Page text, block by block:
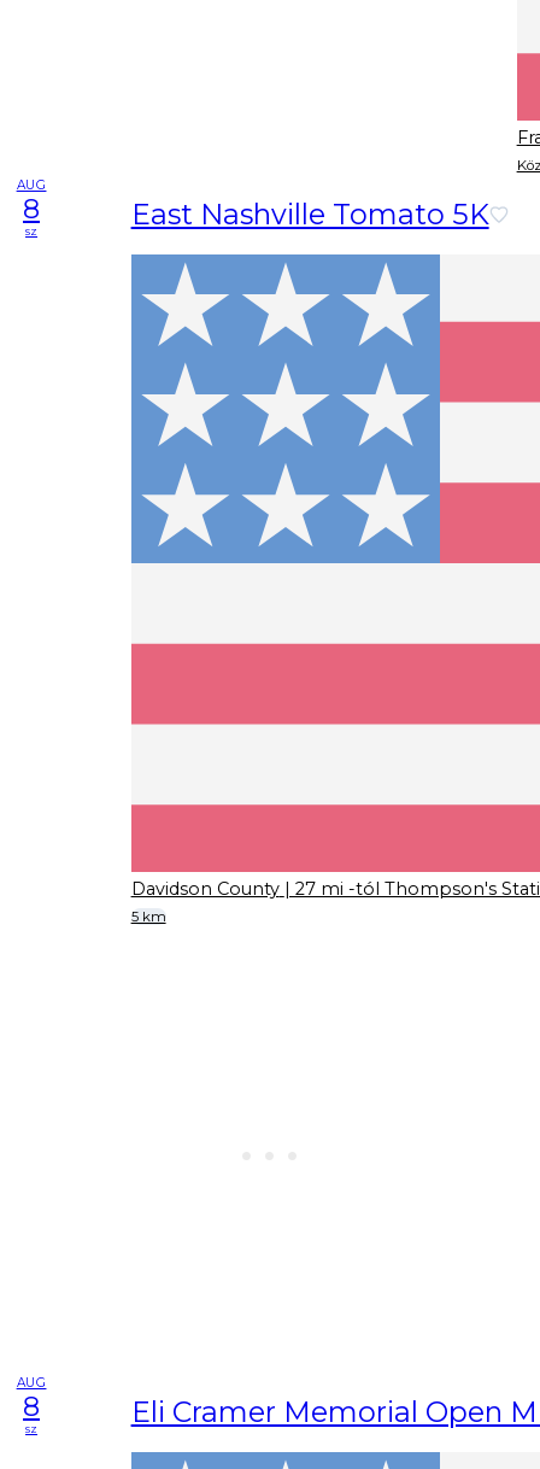
AUG
8
sz East Nashville Tomato 5K
Davidson County | 27 mi -tól Thompson's
5 km
AUG
8
sz Eli Cramer Memorial Open